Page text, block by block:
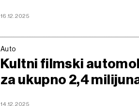
16.12.2025
Auto
Kultni filmski
za ukupno 2,4
14.12.2025